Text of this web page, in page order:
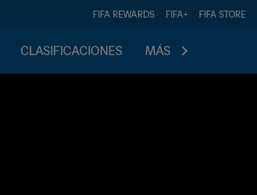
FIFA REWARDS FIFA+ FIFA STORE
CLASIFICACIONES MÁS